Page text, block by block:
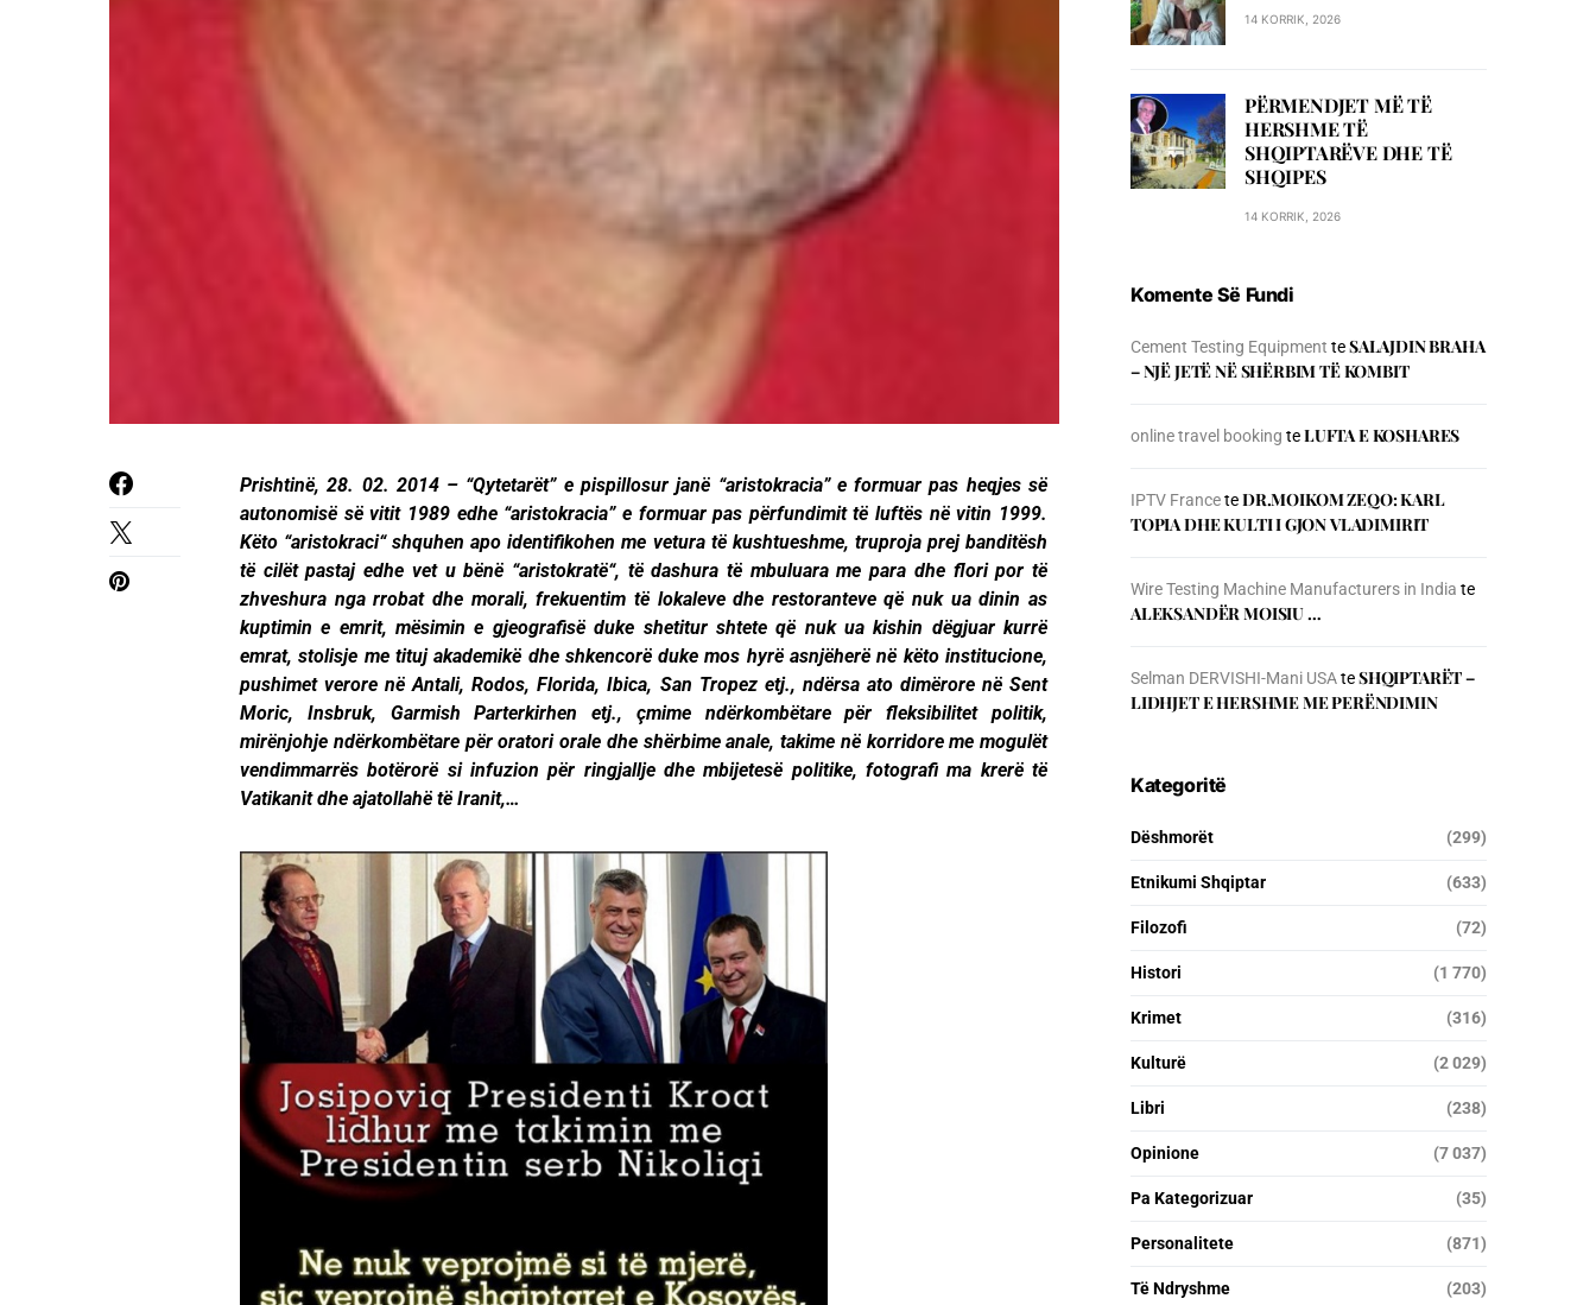
Prishtinë, 28. 02. 2014 – “Qytetarët” e pispillosur janë “aristokracia” e formuar pas heqjes së
autonomisë së vitit 1989 edhe “aristokracia” e formuar pas përfundimit të luftës në vitin 1999.
Këto “aristokraci“ shquhen apo identifikohen me vetura të kushtueshme, truproja prej banditësh
të cilët pastaj edhe vet u bënë “aristokratë“, të dashura të mbuluara me para dhe flori por të
zhveshura nga rrobat dhe morali, frekuentim të lokaleve dhe restoranteve që nuk ua dinin as
kuptimin e emrit, mësimin e gjeografisë duke shetitur shtete që nuk ua kishin dëgjuar kurrë
emrat, stolisje me tituj akademikë dhe shkencorë duke mos hyrë asnjëherë në këto institucione,
pushimet verore në Antali, Rodos, Florida, Ibica, San Tropez etj., ndërsa ato dimërore në Sent
Moric, Insbruk, Garmish Parterkirhen etj., çmime ndërkombëtare për fleksibilitet politik,
mirënjohje ndërkombëtare për oratori orale dhe shërbime anale, takime në korridore me mogulët
vendimmarrës botërorë si infuzion për ringjallje dhe mbijetesë politike, fotografi ma krerë të
Vatikanit dhe ajatollahë të Iranit,…
14 KORRIK, 2026
PËRMENDJET MË TË
HERSHME TË
SHQIPTARËVE DHE TË
SHQIPES
14 KORRIK, 2026
Komente Së Fundi
Cement Testing Equipment teSALAJDIN BRAHA
– NJЁ JETЁ NЁ SHЁRBIM TЁ KOMBIT
online travel booking teLUFTA E KOSHARES
IPTV FranceteDR.MOIKOM ZEQO: KARL
TOPIA DHE KULTI I GJON VLADIMIRIT
Wire Testing Machine Manufacturers in India te
ALEKSANDËR MOISIU …
Selman DERVISHI-Mani USAteSHQIPTARËT –
LIDHJET E HERSHME ME PERËNDIMIN
Kategoritë
Dëshmorët (299)
Etnikumi Shqiptar (633)
Filozofi (72)
Histori (1 770)
Krimet (316)
Kulturë (2 029)
Libri (238)
Opinione (7 037)
Pa Kategorizuar (35)
Personalitete (871)
Të Ndryshme (203)